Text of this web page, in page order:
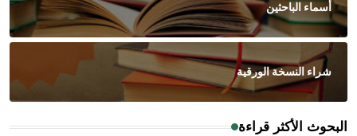
أسماء الباحثين
شراء النسخة الورقية
البحوث الأكثر قراءة